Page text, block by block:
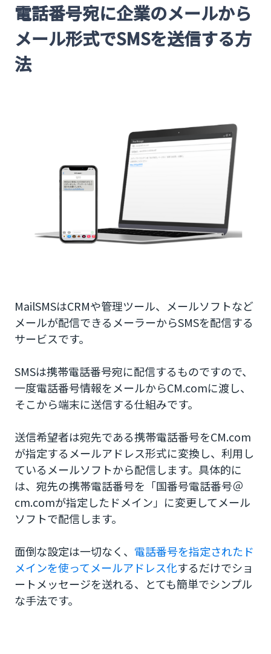
電話番号宛に企業のメールから
メール形式でSMSを送信する方
法
MailSMSはCRMや管理ツール、メールソフトなど
メールが配信できるメーラーからSMSを配信する
サービスです。
SMSは携帯電話番号宛に配信するものですので、
一度電話番号情報をメールからCM.comに渡し、
そこから端末に送信する仕組みです。
送信希望者は宛先である携帯電話番号をCM.com
が指定するメールアドレス形式に変換し、利用し
ているメールソフトから配信します。具体的に
は、宛先の携帯電話番号を「国番号電話番号＠
cm.comが指定したドメイン」に変更してメール
ソフトで配信します。
面倒な設定は一切なく、 電話番号を指定されたド
メインを使ってメールアドレス化するだけでショ
ートメッセージを送れる、とても簡単でシンプル
な手法です。